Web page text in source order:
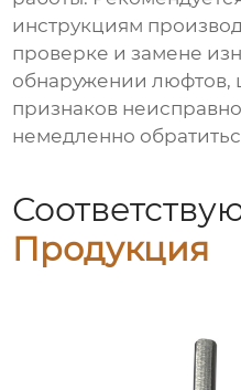
инструкциям
проверке и замене
обнаружении люфтов,
признаков
немедленно
Продукция